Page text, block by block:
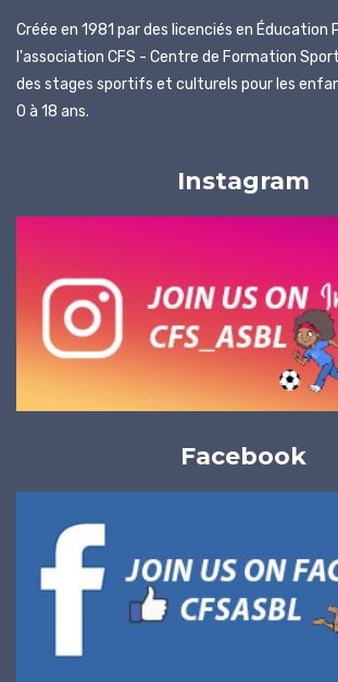
Créée en 1981 par des licenciés en Éducation
l'association CFS - Centre de Formation
des stages sportifs et culturels pour les
0 à 18 ans.
Instagram
Facebook